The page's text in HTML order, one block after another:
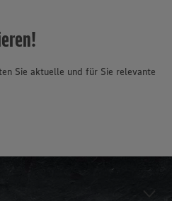
Sie aktuelle und für Sie relevante